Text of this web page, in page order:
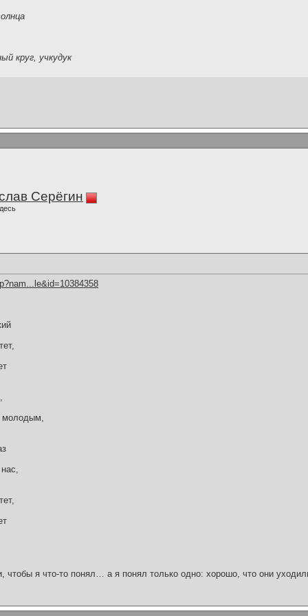
круг, учкудук
Серёгин
молодым,
чтобы я что-то понял… а я понял только одно: хорошо, что они